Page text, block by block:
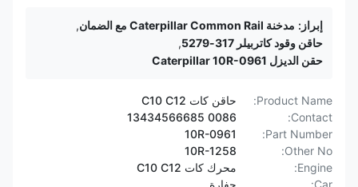
إبراز: مدخنة Caterpillar Common Rail مع الضمان
,
حاقن وقود كاتربيلر 317-5279
,
حقن الديزل Caterpillar 10R-0961
Product Name:
حاقن كات C10 C12
Contact:
0086 13434566685
Part Number:
10R-0961
Other No:
10R-1258
Engine:
محرك كات C10 C12
Car:
حفارة